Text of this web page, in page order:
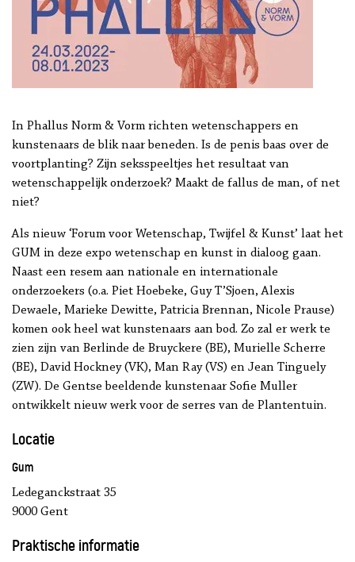
In Phallus Norm & Vorm richten wetenschappers en
kunstenaars de blik naar beneden. Is de penis baas over de
voortplanting? Zijn seksspeeltjes het resultaat van
wetenschappelijk onderzoek? Maakt de fallus de man, of net
niet?
Als nieuw ‘Forum voor Wetenschap, Twijfel & Kunst’ laat het
GUM in deze expo wetenschap en kunst in dialoog gaan.
Naast een resem aan nationale en internationale
onderzoekers (o.a. Piet Hoebeke, Guy T’Sjoen, Alexis
Dewaele, Marieke Dewitte, Patricia Brennan, Nicole Prause)
komen ook heel wat kunstenaars aan bod. Zo zal er werk te
zien zijn van Berlinde de Bruyckere (BE), Murielle Scherre
(BE), David Hockney (VK), Man Ray (VS) en Jean Tinguely
(ZW). De Gentse beeldende kunstenaar Sofie Muller
ontwikkelt nieuw werk voor de serres van de Plantentuin.
Locatie
Gum
Ledeganckstraat 35
9000 Gent
Praktische informatie